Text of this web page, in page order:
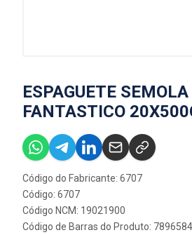
ESPAGUETE SEMOLA
FANTASTICO
Código do Fabricante: 6707
Código: 6707
Código NCM: 19021900
Código de Barras do Produto: